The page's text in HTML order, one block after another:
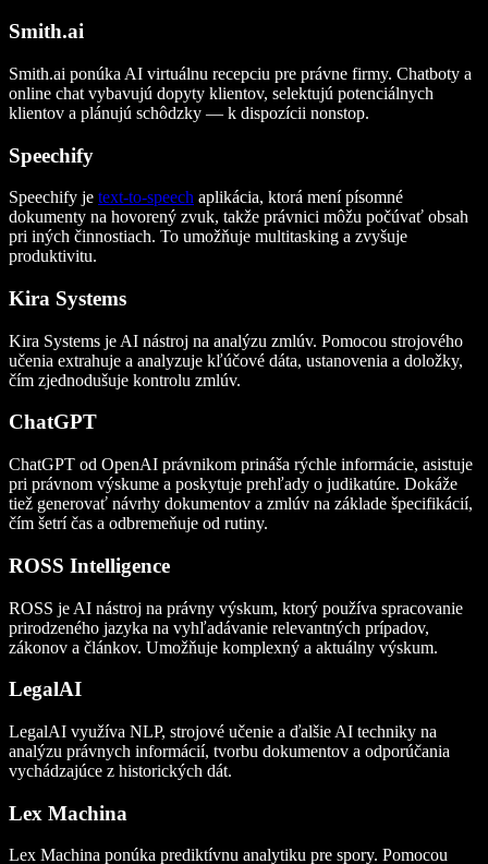
Smith.ai
Smith.ai ponúka AI virtuálnu recepciu pre právne firmy. Chatboty a
online chat vybavujú dopyty klientov, selektujú potenciálnych
klientov a plánujú schôdzky — k dispozícii nonstop.
Speechify
Speechify je text-to-speech aplikácia, ktorá mení písomné
dokumenty na hovorený zvuk, takže právnici môžu počúvať obsah
pri iných činnostiach. To umožňuje multitasking a zvyšuje
produktivitu.
Kira Systems
Kira Systems je AI nástroj na analýzu zmlúv. Pomocou strojového
učenia extrahuje a analyzuje kľúčové dáta, ustanovenia a doložky,
čím zjednodušuje kontrolu zmlúv.
ChatGPT
ChatGPT od OpenAI právnikom prináša rýchle informácie, asistuje
pri právnom výskume a poskytuje prehľady o judikatúre. Dokáže
tiež generovať návrhy dokumentov a zmlúv na základe špecifikácií,
čím šetrí čas a odbremeňuje od rutiny.
ROSS Intelligence
ROSS je AI nástroj na právny výskum, ktorý používa spracovanie
prirodzeného jazyka na vyhľadávanie relevantných prípadov,
zákonov a článkov. Umožňuje komplexný a aktuálny výskum.
LegalAI
LegalAI využíva NLP, strojové učenie a ďalšie AI techniky na
analýzu právnych informácií, tvorbu dokumentov a odporúčania
vychádzajúce z historických dát.
Lex Machina
Lex Machina ponúka prediktívnu analytiku pre spory. Pomocou